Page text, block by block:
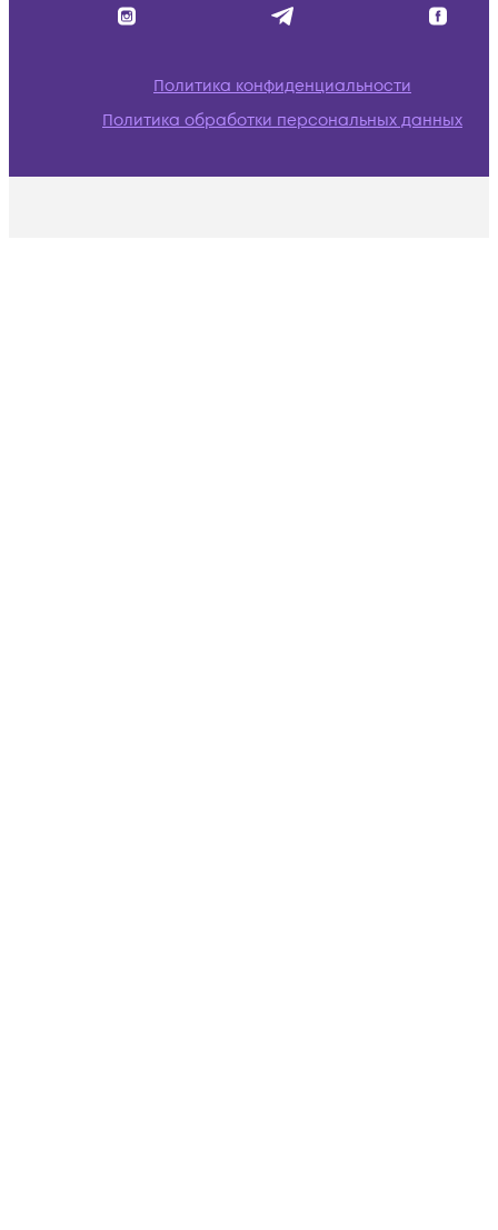
Политика конфиденциальности
Политика обработки персональных данных